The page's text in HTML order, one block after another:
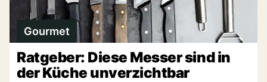
Gourmet
Ratgeber: Diese Messer sind in
der Küche unverzichtbar